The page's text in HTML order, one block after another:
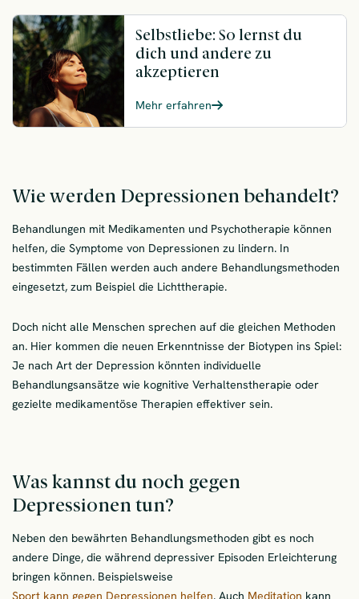
Selbstliebe: So lernst du
dich und andere zu
akzeptieren
Mehr erfahren
Wie werden Depressionen behandelt?
Behandlungen mit Medikamenten und Psychotherapie können
helfen, die Symptome von Depressionen zu lindern. In
bestimmten Fällen werden auch andere Behandlungsmethoden
eingesetzt, zum Beispiel die Lichttherapie.
Doch nicht alle Menschen sprechen auf die gleichen Methoden
an. Hier kommen die neuen Erkenntnisse der Biotypen ins Spiel:
Je nach Art der Depression könnten individuelle
Behandlungsansätze wie kognitive Verhaltenstherapie oder
gezielte medikamentöse Therapien effektiver sein.
Was kannst du noch gegen
Depressionen tun?
Neben den bewährten Behandlungsmethoden gibt es noch
andere Dinge, die während depressiver Episoden Erleichterung
bringen können. Beispielsweise
Sport kann gegen Depressionen helfen. Auch Meditation kann